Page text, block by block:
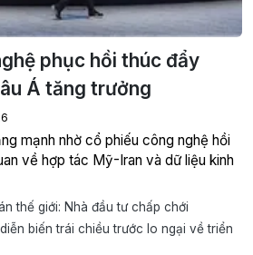
phục hồi thúc đẩy
Á tăng trưởng
mạnh nhờ cổ phiếu công nghệ hồi
về hợp tác Mỹ-Iran và dữ liệu kinh
thế giới: Nhà đầu tư chấp chới
biến trái chiều trước lo ngại về triển